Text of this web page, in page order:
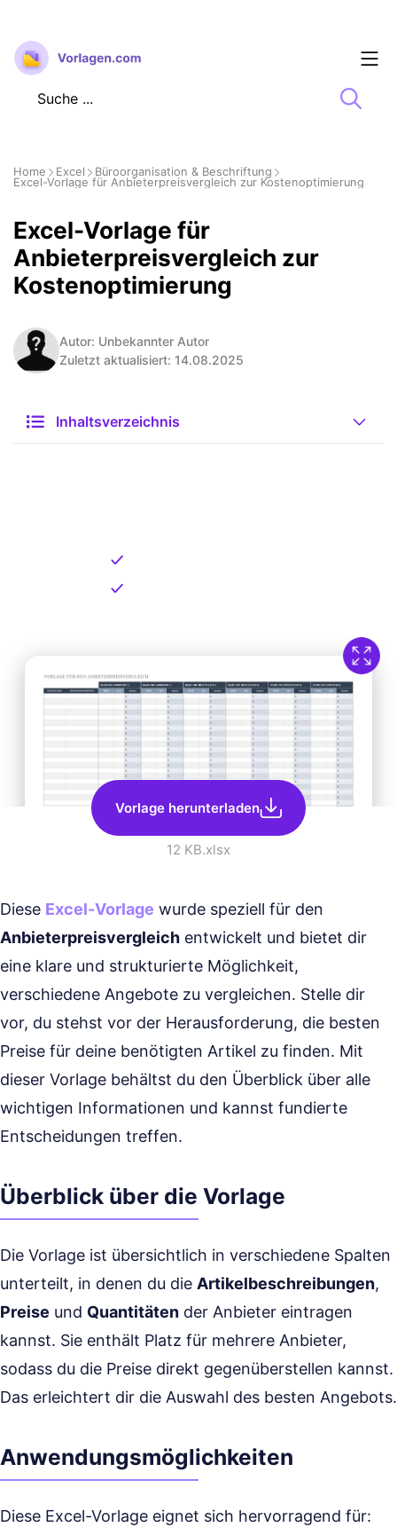
Zum
Inhalt
springen
Home Excel
Büroorganisation & Beschriftung
Excel-Vorlage für Anbieterpreisvergleich zur Kostenoptimierung
Excel-Vorlage für
Anbieterpreisvergleich zur
Kostenoptimierung
Autor: Unbekannter Autor
Zuletzt aktualisiert: 14.08.2025
Inhaltsverzeichnis
Vorlage herunterladen
12 KB.xlsx
Diese Excel-Vorlage wurde speziell für den
Anbieterpreisvergleich entwickelt und bietet dir
eine klare und strukturierte Möglichkeit,
verschiedene Angebote zu vergleichen. Stelle dir
vor, du stehst vor der Herausforderung, die besten
Preise für deine benötigten Artikel zu finden. Mit
dieser Vorlage behältst du den Überblick über alle
wichtigen Informationen und kannst fundierte
Entscheidungen treffen.
Überblick über die Vorlage
Die Vorlage ist übersichtlich in verschiedene Spalten
unterteilt, in denen du die Artikelbeschreibungen,
Preise und Quantitäten der Anbieter eintragen
kannst. Sie enthält Platz für mehrere Anbieter,
sodass du die Preise direkt gegenüberstellen kannst.
Das erleichtert dir die Auswahl des besten Angebots.
Anwendungsmöglichkeiten
Diese Excel-Vorlage eignet sich hervorragend für: